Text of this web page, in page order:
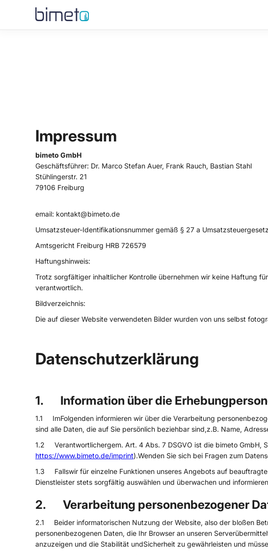
Impressum
bimeto GmbH
Geschäftsführer: Dr. Marco Stefan Auer, Frank Rauch, Bastian Stahl
Stühlingerstr. 21
79106 Freiburg
email: kontakt@bimeto.de
Umsatzsteuer-Identifikationsnummer gemäß § 27 a
Amtsgericht Freiburg HRB 726579
Haftungshinweis:
Trotz sorgfältiger inhaltlicher Kontrolle übernehmen wir keine Haftung
verantwortlich.
Bildverzeichnis:
Die auf dieser Website verwendeten Bilder wurden von uns selbst
Datenschutzerklärung
1. Information über die
1.1 ImFolgenden informieren wir über die Verarbeitung
sind alle Daten, die auf Sie persönlich beziehbar sind,z.B. Name,
1.2 Verantwortlichergem. Art. 4 Abs. 7 DSGVO ist die bimeto GmbH,
https://www.bimeto.de/imprint).Wenden Sie sich bei Fragen zum
1.3 Fallswir für einzelne Funktionen unseres Angebots auf
Dienstleister stets sorgfältig auswählen und überwachen und
2. Verarbeitung personenbezogener
2.1 Beider informatorischen Nutzung der Website, also der bloßen
personenbezogenen Daten, die Ihr Browser an unseren
anzuzeigen und die Stabilität undSicherheit zu gewährleisten und